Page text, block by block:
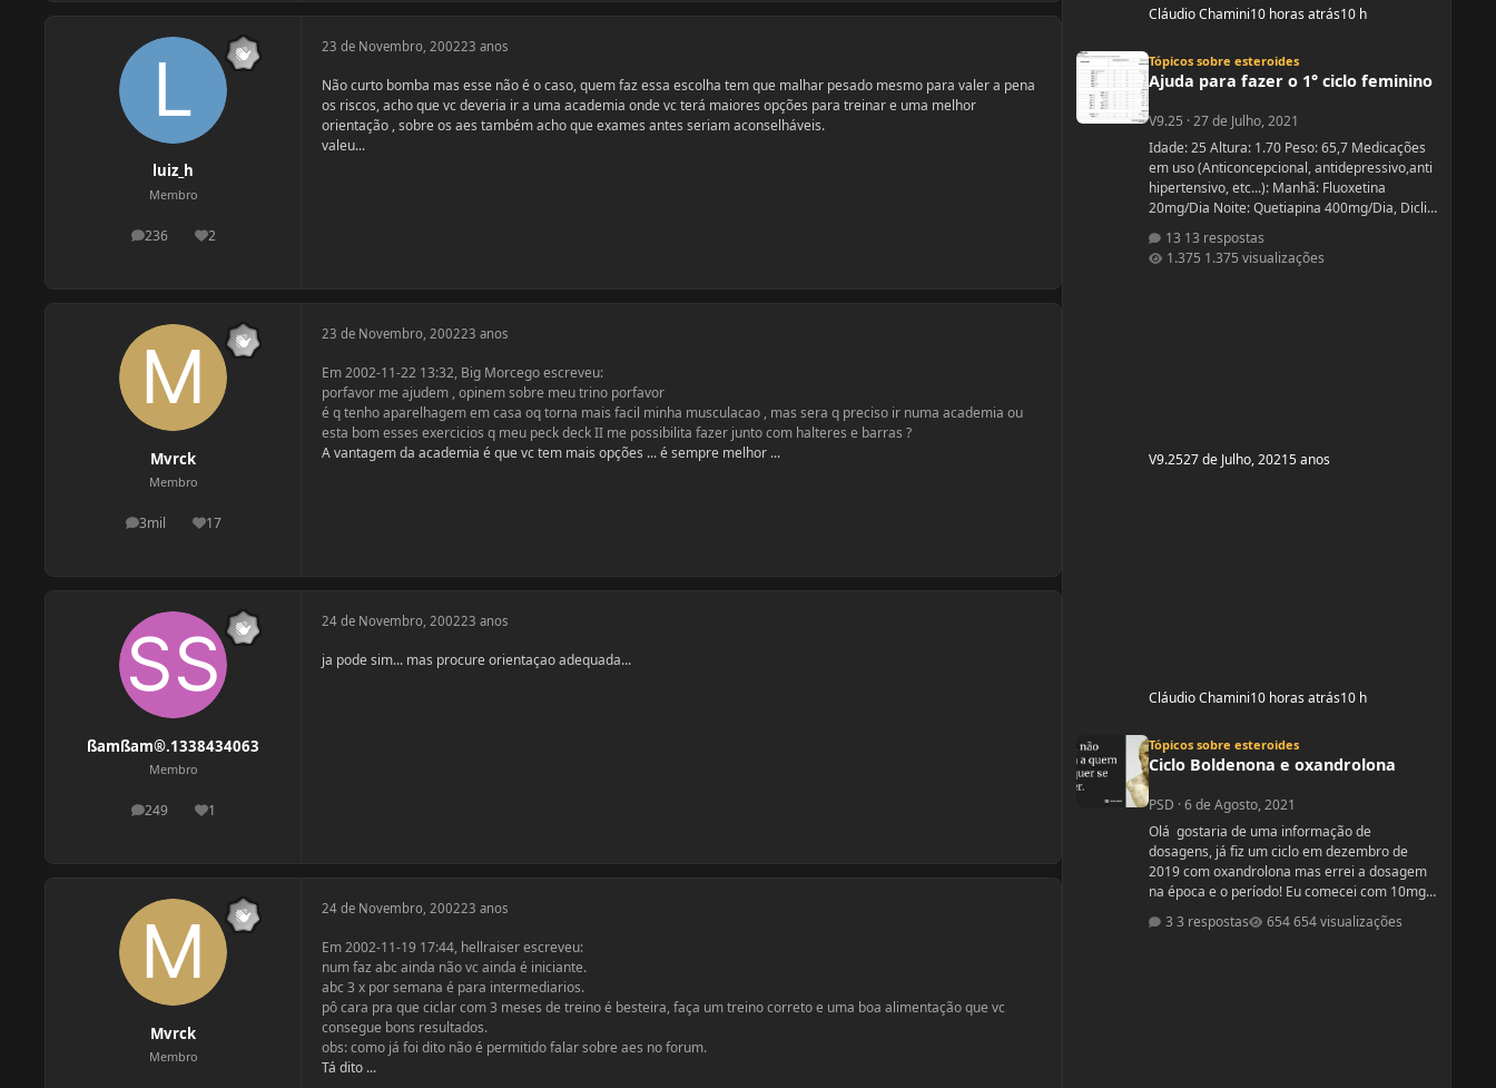
luiz_h
Membro
236
postagens2
Reputação
23 de Novembro, 200223 anos
Não curto bomba mas esse não é o caso, quem faz essa escolha tem que malhar pesado mesmo para valer a pena
os riscos, acho que vc deveria ir a uma academia onde vc terá maiores opções para treinar e uma melhor
orientação , sobre os aes também acho que exames antes seriam aconselháveis.
valeu...
Mvrck
Membro
3mil
postagens17
Reputação
23 de Novembro, 200223 anos
Em 2002-11-22 13:32, Big Morcego escreveu:
porfavor me ajudem , opinem sobre meu trino porfavor
é q tenho aparelhagem em casa oq torna mais facil minha musculacao , mas sera q preciso ir numa academia ou
esta bom esses exercicios q meu peck deck II me possibilita fazer junto com halteres e barras ?
A vantagem da academia é que vc tem mais opções ... é sempre melhor ...
ßamßam®.1338434063
Membro
249
postagens1
Reputação
24 de Novembro, 200223 anos
ja pode sim... mas procure orientaçao adequada...
Mvrck
Membro
24 de Novembro, 200223 anos
Em 2002-11-19 17:44, hellraiser escreveu:
num faz abc ainda não vc ainda é iniciante.
abc 3 x por semana é para intermediarios.
pô cara pra que ciclar com 3 meses de treino é besteira, faça um treino correto e uma boa alimentação que vc
consegue bons resultados.
obs: como já foi dito não é permitido falar sobre aes no forum.
Tá dito ...
Cláudio Chamini10 horas atrás10 h
Tópicos sobre esteroides
Ajuda para fazer o 1° ciclo feminino
V9.25 ·27 de Julho, 2021
Idade: 25 Altura: 1.70 Peso: 65,7 Medicações
em uso (Anticoncepcional, antidepressivo,anti
hipertensivo, etc...): Manhã: Fluoxetina
20mg/Dia Noite: Quetiapina 400mg/Dia, Diclin
Cabergolina 0,5mg Problemas de Saúde e
história de cirurgias: Frequentemente tenho
13 respostas
1.375 visualizações
V9.2527 de Julho, 20215 anos
Cláudio Chamini10 horas atrás10 h
Tópicos sobre esteroides
Ciclo Boldenona e oxandrolona
PSD ·6 de Agosto, 2021
Olá gostaria de uma informação de
dosagens, já fiz um ciclo em dezembro de
2019 com oxandrolona mas errei a dosagem
na época e o período! Eu comecei com 10mg e
fui aumentando e acabei tomando
60mg porque entendi errado foram 4
3 respostas 654 visualizações